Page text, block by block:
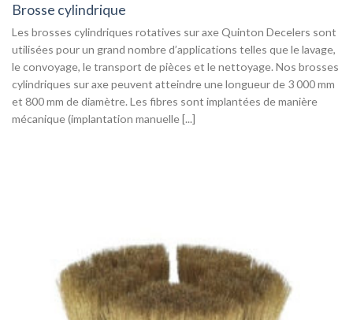
Brosse cylindrique
Les brosses cylindriques rotatives sur axe Quinton Decelers sont
utilisées pour un grand nombre d’applications telles que le lavage,
le convoyage, le transport de pièces et le nettoyage. Nos brosses
cylindriques sur axe peuvent atteindre une longueur de 3 000 mm
et 800 mm de diamètre. Les fibres sont implantées de manière
mécanique (implantation manuelle [...]